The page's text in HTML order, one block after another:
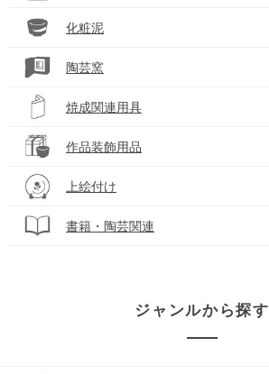
化粧泥
陶芸窯
焼成関連用具
作品装飾用品
上絵付け
書籍・陶芸関連
ジャンルから探す